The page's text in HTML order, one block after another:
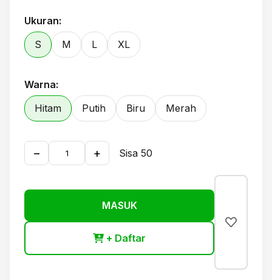
Ukuran:
S
M L XL
Warna:
Hitam
Putih Biru Merah
− + Sisa 50
MASUK
+ Daftar